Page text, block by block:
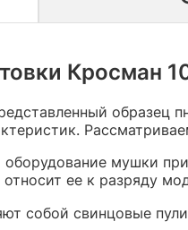
Кросман
мушки
ее к разряду
собой свинцовые